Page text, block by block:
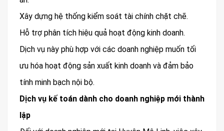
Xây dựng hệ thống kiểm soát tài chính chặt chẽ.
Hỗ trợ phân tích hiệu quả hoạt động kinh doanh.
Dịch vụ này phù hợp với các doanh nghiệp muốn tối
ưu hóa hoạt động sản xuất kinh doanh và đảm bảo
tính minh bạch nội bộ.
Dịch vụ kế toán dành cho doanh nghiệp mới thành
lập